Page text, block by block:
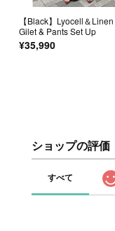
【Black】Lyocell＆
Gilet & Pants Set Up
¥35,990
ショップの評価
すべて